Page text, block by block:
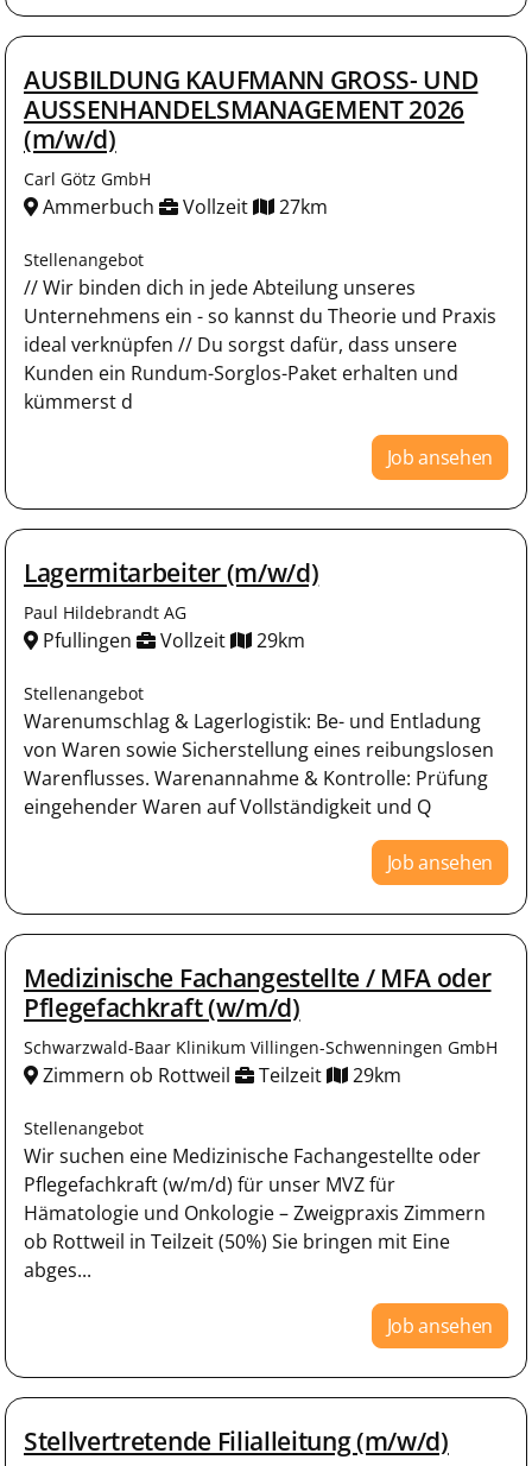
AUSBILDUNG KAUFMANN GROSS- UND
AUSSENHANDELSMANAGEMENT 2026
(m/w/d)
Carl Götz GmbH
Ammerbuch Vollzeit 27km
Stellenangebot
// Wir binden dich in jede Abteilung unseres
Unternehmens ein - so kannst du Theorie und Praxis
ideal verknüpfen // Du sorgst dafür, dass unsere
Kunden ein Rundum-Sorglos-Paket erhalten und
kümmerst d
Job ansehen
Lagermitarbeiter (m/w/d)
Paul Hildebrandt AG
Pfullingen Vollzeit 29km
Stellenangebot
Warenumschlag & Lagerlogistik: Be- und Entladung
von Waren sowie Sicherstellung eines reibungslosen
Warenflusses. Warenannahme & Kontrolle: Prüfung
eingehender Waren auf Vollständigkeit und Q
Job ansehen
Medizinische Fachangestellte / MFA oder
Pflegefachkraft (w/m/d)
Schwarzwald-Baar Klinikum Villingen-Schwenningen GmbH
Zimmern ob Rottweil Teilzeit 29km
Stellenangebot
Wir suchen eine Medizinische Fachangestellte oder
Pflegefachkraft (w/m/d) für unser MVZ für
Hämatologie und Onkologie – Zweigpraxis Zimmern
ob Rottweil in Teilzeit (50%) Sie bringen mit Eine
abges...
Job ansehen
Stellvertretende Filialleitung (m/w/d)